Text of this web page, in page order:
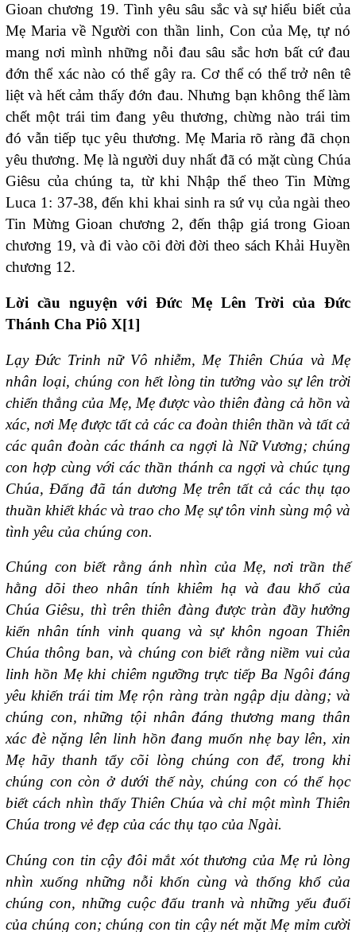
Gioan chương 19. Tình yêu sâu sắc và sự hiểu biết của
Mẹ Maria về Người con thần linh, Con của Mẹ, tự nó
mang nơi mình những nỗi đau sâu sắc hơn bất cứ đau
đớn thể xác nào có thể gây ra. Cơ thể có thể trở nên tê
liệt và hết cảm thấy đớn đau. Nhưng bạn không thể làm
chết một trái tim đang yêu thương, chừng nào trái tim
đó vẫn tiếp tục yêu thương. Mẹ Maria rõ ràng đã chọn
yêu thương. Mẹ là người duy nhất đã có mặt cùng Chúa
Giêsu của chúng ta, từ khi Nhập thể theo Tin Mừng
Luca 1: 37-38, đến khi khai sinh ra sứ vụ của ngài theo
Tin Mừng Gioan chương 2, đến thập giá trong Gioan
chương 19, và đi vào cõi đời đời theo sách Khải Huyền
chương 12.
Lời cầu nguyện với Đức Mẹ Lên Trời của Đức
Thánh Cha Piô X[1]
Lạy Đức Trinh nữ Vô nhiễm, Mẹ Thiên Chúa và Mẹ
nhân loại, chúng con hết lòng tin tưởng vào sự lên trời
chiến thắng của Mẹ, Mẹ được vào thiên đàng cả hồn và
xác, nơi Mẹ được tất cả các ca đoàn thiên thần và tất cả
các quân đoàn các thánh ca ngợi là Nữ Vương; chúng
con hợp cùng với các thần thánh ca ngợi và chúc tụng
Chúa, Đấng đã tán dương Mẹ trên tất cả các thụ tạo
thuần khiết khác và trao cho Mẹ sự tôn vinh sùng mộ và
tình yêu của chúng con.
Chúng con biết rằng ánh nhìn của Mẹ, nơi trần thế
hằng dõi theo nhân tính khiêm hạ và đau khổ của
Chúa Giêsu, thì trên thiên đàng được tràn đầy hưởng
kiến nhân tính vinh quang và sự khôn ngoan Thiên
Chúa thông ban, và chúng con biết rằng niềm vui của
linh hồn Mẹ khi chiêm ngưỡng trực tiếp Ba Ngôi đáng
yêu khiến trái tim Mẹ rộn ràng tràn ngập dịu dàng; và
chúng con, những tội nhân đáng thương mang thân
xác đè nặng lên linh hồn đang muốn nhẹ bay lên, xin
Mẹ hãy thanh tẩy cõi lòng chúng con để, trong khi
chúng con còn ở dưới thế này, chúng con có thể học
biết cách nhìn thấy Thiên Chúa và chỉ một mình Thiên
Chúa trong vẻ đẹp của các thụ tạo của Ngài.
Chúng con tin cậy đôi mắt xót thương của Mẹ rủ lòng
nhìn xuống những nỗi khốn cùng và thống khổ của
chúng con, những cuộc đấu tranh và những yếu đuối
của chúng con; chúng con tin cậy nét mặt Mẹ mỉm cười